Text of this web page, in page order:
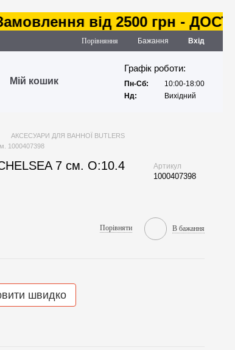
від 2500 грн -
Порівняння Бажання Вхід
Мій кошик
Графік роботи:
Пн-Сб:
10:00-18:00
Нд:
Вихідний
АКСЕСУАРИ ДЛЯ ВАННОЇ BUTLERS
1000407398
7 см. O:10.4
Артикул
1000407398
Порівняти В бажання
швидко